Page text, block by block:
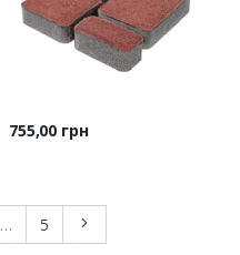
Ціна
755,00 грн
… 5 Далі